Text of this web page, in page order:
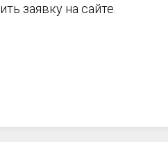
заявку на сайте.